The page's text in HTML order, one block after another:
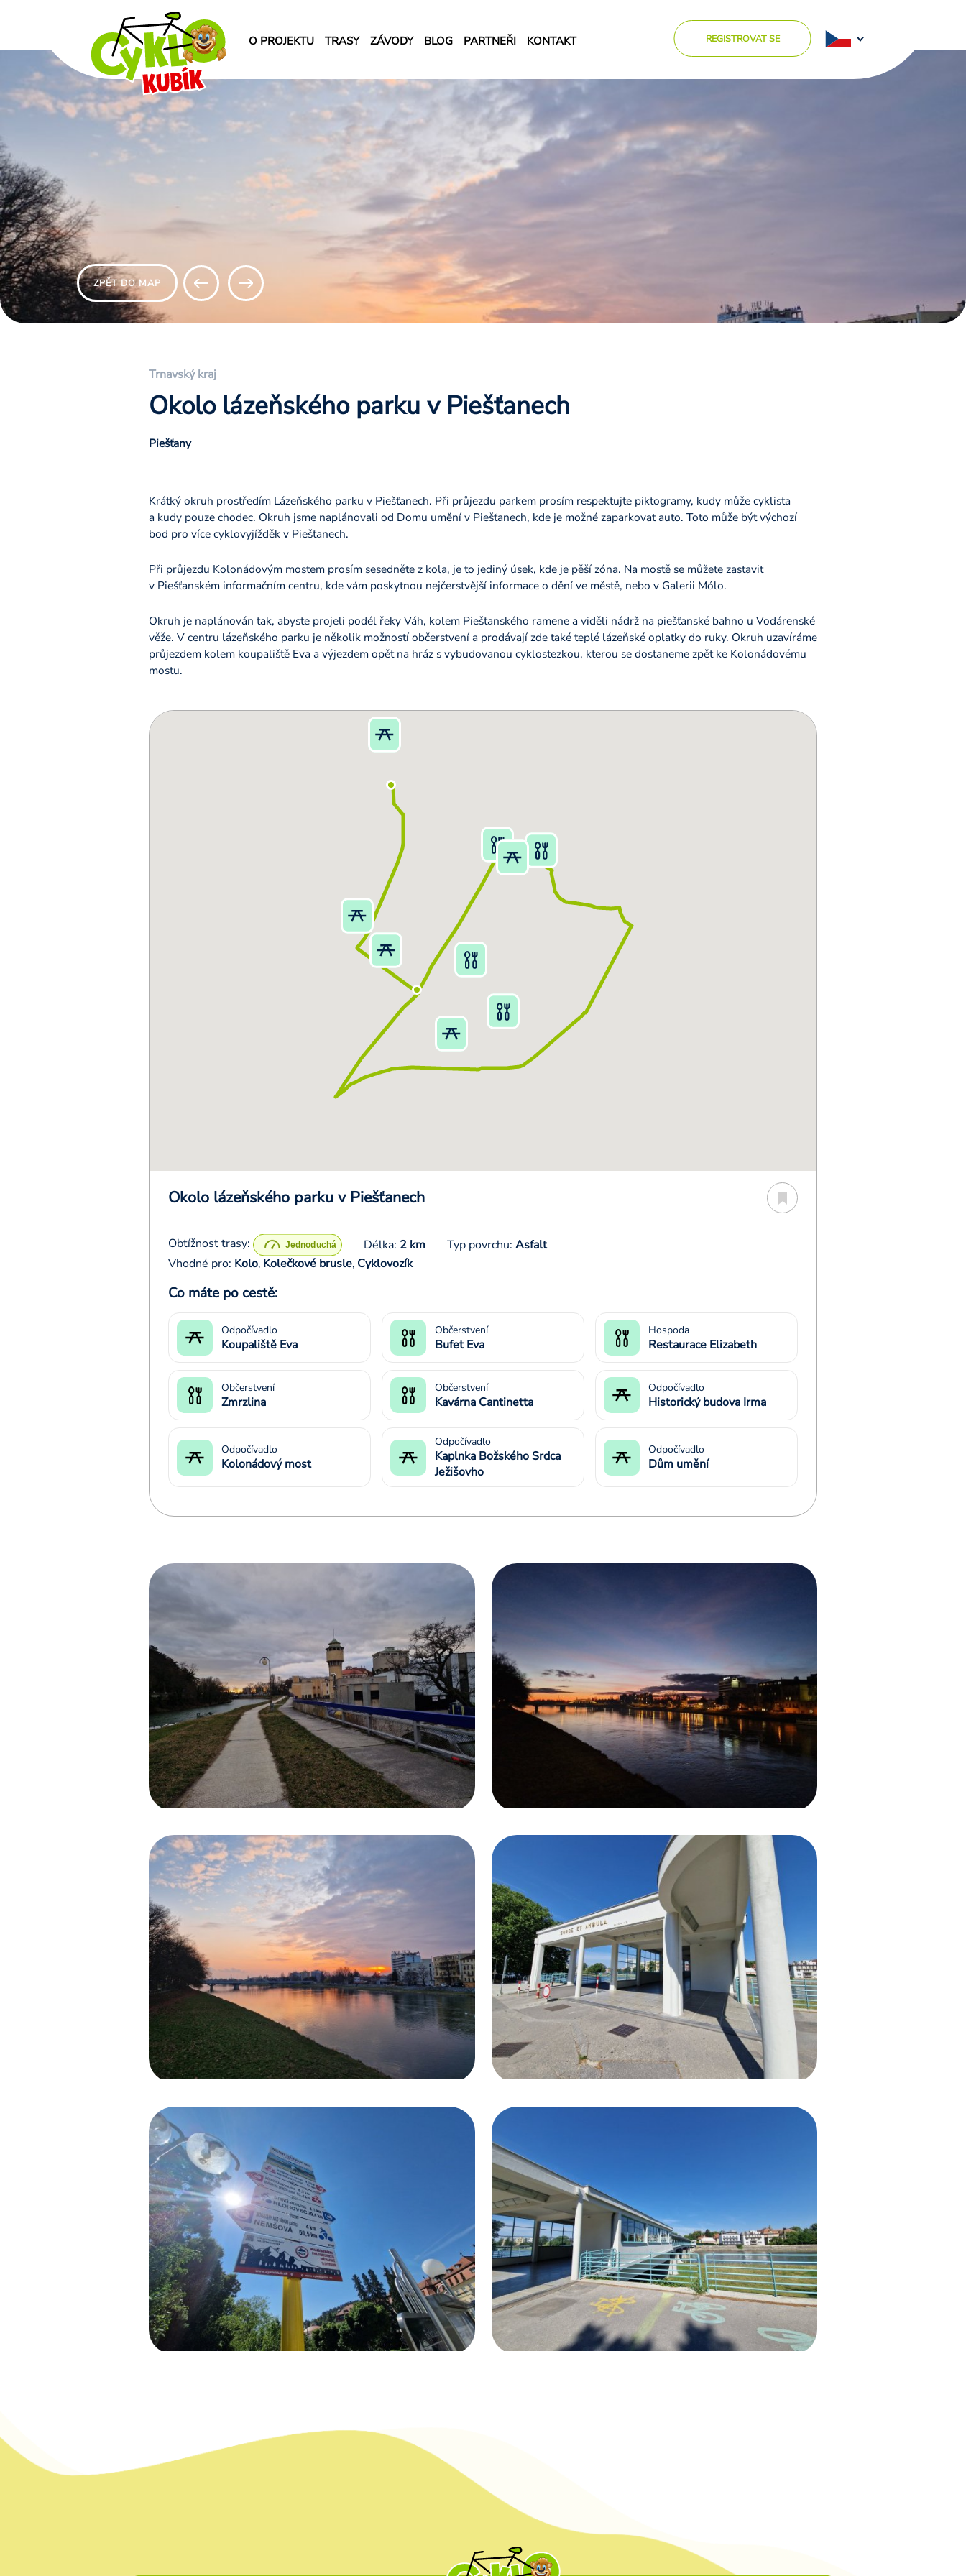
O PROJEKTU TRASY ZÁVODY BLOG PARTNEŘI KONTAKT REGISTROVAT SE
ZPĚT DO MAP
Trnavský kraj
Okolo lázeňského parku v Piešťanech
Piešťany
Krátký okruh prostředím Lázeňského parku v Piešťanech. Při průjezdu parkem prosím respektujte piktogramy, kudy může cyklista
a kudy pouze chodec. Okruh jsme naplánovali od Domu umění v Piešťanech, kde je možné zaparkovat auto. Toto může být výchozí
bod pro více cyklovyjížděk v Piešťanech.
Při průjezdu Kolonádovým mostem prosím sesedněte z kola, je to jediný úsek, kde je pěší zóna. Na mostě se můžete zastavit
v Piešťanském informačním centru, kde vám poskytnou nejčerstvější informace o dění ve městě, nebo v Galerii Mólo.
Okruh je naplánován tak, abyste projeli podél řeky Váh, kolem Piešťanského ramene a viděli nádrž na piešťanské bahno u Vodárenské
věže. V centru lázeňského parku je několik možností občerstvení a prodávají zde také teplé lázeňské oplatky do ruky. Okruh uzavíráme
průjezdem kolem koupaliště Eva a výjezdem opět na hráz s vybudovanou cyklostezkou, kterou se dostaneme zpět ke Kolonádovému
mostu.
Okolo lázeňského parku v Piešťanech
Obtížnost trasy: Délka: 2 km Typ povrchu: Asfalt
Vhodné pro: Kolo, Kolečkové brusle, Cyklovozík
Co máte po cestě:
Odpočívadlo
Koupaliště Eva
Občerstvení
Bufet Eva
Hospoda
Restaurace Elizabeth
Občerstvení
Zmrzlina
Občerstvení
Kavárna Cantinetta
Odpočívadlo
Historický budova Irma
Odpočívadlo
Kolonádový most
Odpočívadlo
Kaplnka Božského Srdca
Ježišovho
Odpočívadlo
Dům umění